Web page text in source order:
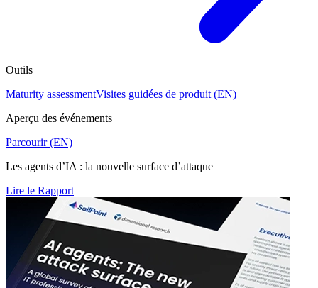
Outils
Maturity assessmentVisites guidées de produit (EN)
Aperçu des événements
Parcourir (EN)
Les agents d’IA : la nouvelle surface d’attaque
Lire le Rapport